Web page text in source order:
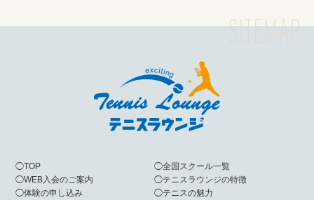
◯TOP
◯WEB入会のご案内
◯体験の申し込み
◯全国スクール一覧
◯テニスラウンジの特徴
◯テニスの魅力